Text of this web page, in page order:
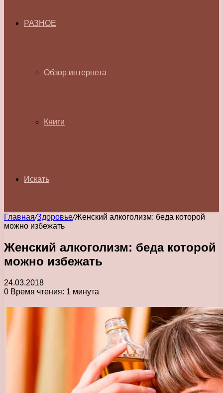
РАЗНОЕ
Обзор интернета
Книги
Искать
Главная/Здоровье/Женский алкоголизм: беда которой
можно избежать
Женский алкоголизм: беда которой
можно избежать
24.03.2018
0 Время чтения: 1 минута